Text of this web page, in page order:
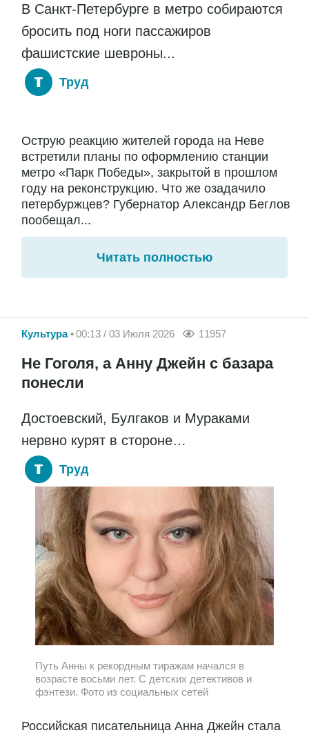
В Санкт-Петербурге в метро собираются
бросить под ноги пассажиров
фашистские шевроны...
Труд
Острую реакцию жителей города на Неве
встретили планы по оформлению станции
метро «Парк Победы», закрытой в прошлом
году на реконструкцию. Что же озадачило
петербуржцев? Губернатор Александр Беглов
пообещал...
Читать полностью
Культура 00:13 / 03 Июля 2026 11957
Не Гоголя, а Анну Джейн с базара
понесли
Достоевский, Булгаков и Мураками
нервно курят в стороне…
Труд
Путь Анны к рекордным тиражам начался в
возрасте восьми лет. С детских детективов и
фэнтези. Фото из социальных сетей
Российская писательница Анна Джейн стала